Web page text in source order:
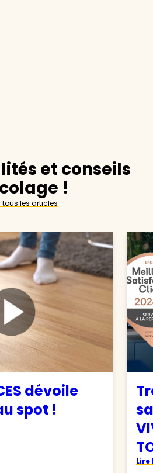
et conseils
!
tous les articles
dévoile
spot !